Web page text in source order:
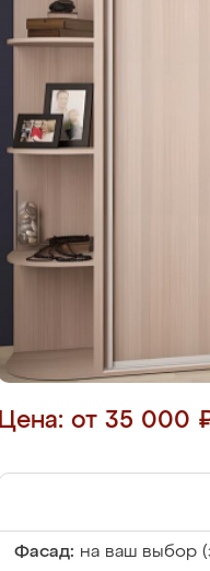
Цена: от 35 000
Фасад: на ваш выбор